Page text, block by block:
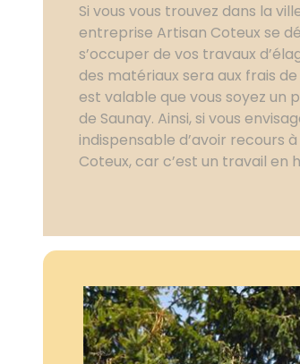
Si vous vous trouvez dans la
entreprise Artisan Coteux se
s’occuper de vos travaux
des matériaux sera aux frais
est valable que vous soyez un
de Saunay. Ainsi, si vous
indispensable d’avoir recours
Coteux, car c’est un travail